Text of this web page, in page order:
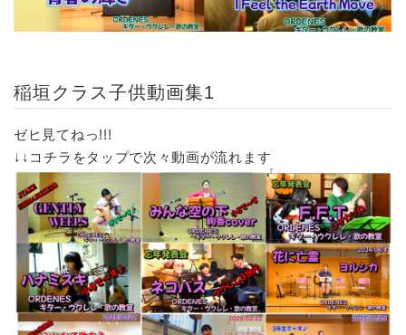
稲垣クラス子供動画集1
ゼヒ見てねっ!!!
↓↓コチラをタップで次々動画が流れます